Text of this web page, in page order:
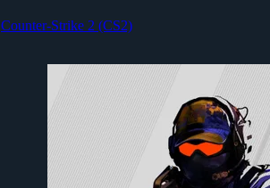
Counter-Strike 2 (CS2)